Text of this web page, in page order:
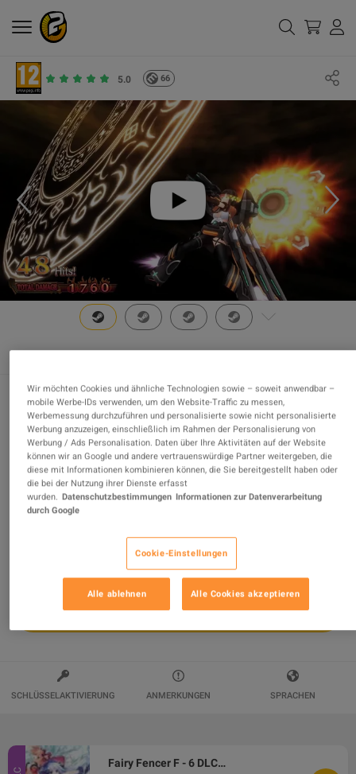
5.0 66
Fairy Fencer F Steam Gift
Verkauft von Steampunk Games
98.37% von 15767 Bewertungen sind ausgezeichnet!
$12.24 -64%
IN DEN WARENKORB
SCHLÜSSELAKTIVIERUNG ANMERKUNGEN SPRACHEN
Fairy Fencer F - 6 DLCs Pack PC Steam CD Key
Wir möchten Cookies und ähnliche Technologien sowie – soweit anwendbar –
mobile Werbe-IDs verwenden, um den Website-Traffic zu messen,
Werbemessung durchzuführen und personalisierte sowie nicht personalisierte
Werbung anzuzeigen, einschließlich im Rahmen der Personalisierung von
Werbung / Ads Personalisation. Daten über Ihre Aktivitäten auf der Website
können wir an Google und andere vertrauenswürdige Partner weitergeben, die
diese mit Informationen kombinieren können, die Sie bereitgestellt haben oder
die bei der Nutzung ihrer Dienste erfasst
wurden. Datenschutzbestimmungen Informationen zur Datenverarbeitung
durch Google
Cookie-Einstellungen
Alle ablehnen Alle Cookies akzeptieren